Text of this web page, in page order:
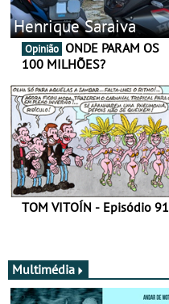
Henrique Saraiva
Opinião
100 MILHÕES?
TOM VITOÍN - Episódio 91
Multimédia